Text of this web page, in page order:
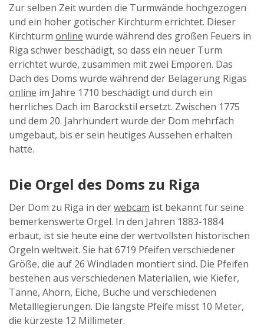
Zur selben Zeit wurden die Turmwände hochgezogen
und ein hoher gotischer Kirchturm errichtet. Dieser
Kirchturm online wurde während des großen Feuers in
Riga schwer beschädigt, so dass ein neuer Turm
errichtet wurde, zusammen mit zwei Emporen. Das
Dach des Doms wurde während der Belagerung Rigas
online im Jahre 1710 beschädigt und durch ein
herrliches Dach im Barockstil ersetzt. Zwischen 1775
und dem 20. Jahrhundert wurde der Dom mehrfach
umgebaut, bis er sein heutiges Aussehen erhalten
hatte.
Die Orgel des Doms zu Riga
Der Dom zu Riga in derwebcam ist bekannt für seine
bemerkenswerte Orgel. In den Jahren 1883-1884
erbaut, ist sie heute eine der wertvollsten historischen
Orgeln weltweit. Sie hat 6719 Pfeifen verschiedener
Größe, die auf 26 Windladen montiert sind. Die Pfeifen
bestehen aus verschiedenen Materialien, wie Kiefer,
Tanne, Ahorn, Eiche, Buche und verschiedenen
Metalllegierungen. Die längste Pfeife misst 10 Meter,
die kürzeste 12 Millimeter.